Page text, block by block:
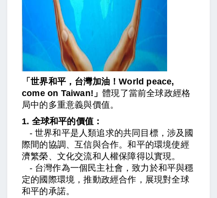
「世界和平，台灣加油！World peace,
come on Taiwan! 」體現了當前全球政經格
局中的多重意義與價值。
1. 全球和平的價值：
- 世界和平是人類追求的共同目標，涉及國
際間的協調、互信與合作。和平的環境使經
濟繁榮、文化交流和人權保障得以實現。
- 台灣作為一個民主社會，致力於和平與穩
定的國際環境，推動政經合作，展現對全球
和平的承諾。